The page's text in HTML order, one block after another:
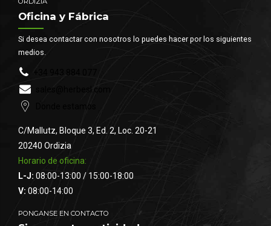
Oficina y Fábrica
Si desea contactar con nosotros lo puedes hacer por los siguientes
medios.
+34 943 884 077
sales@herbesl.com
Donde estamos
C/Mallutz, Bloque 3, Ed. 2, Loc. 20-21
20240 Ordizia
Horario de oficina:
L-J: 08:00-13:00 / 15:00-18:00
V: 08:00-14:00
PONGANSE EN CONTACTO